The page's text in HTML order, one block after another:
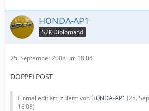
HONDA-AP1
S2K Diplomand
25. September 2008 um 18:04
DOPPELPOST
Einmal editiert, zuletzt von HONDA-AP1 (25.
18:08)